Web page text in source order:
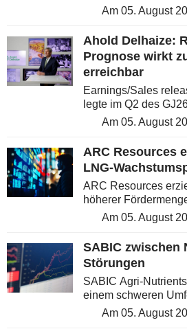
Core-EPS lagen
Erwartungen,
weitgehend im
Am 05. August
Ahold Delhaize:
Prognose wirkt
erreichbar
Earnings/Sales releases Ahold
legte im Q2 des
erwartungsgemäße
Profitabilität in
den Prognosen,
Am 05. August
ARC Resources
LNG-
ARC Resources
höherer
Entwicklung
Am 05. August
SABIC zwischen
Störungen
SABIC Agri-Nutrients
einem schweren
Lieferketten,
nachlassende
Am 05. August